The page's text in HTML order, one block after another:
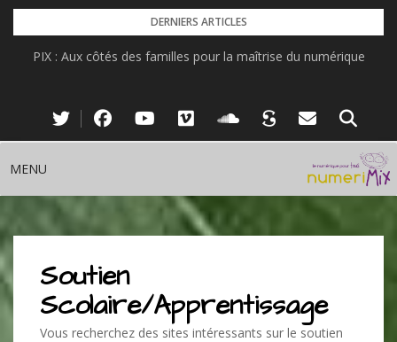
Skip
content
DERNIERS ARTICLES
PIX : Aux côtés des familles pour la maîtrise du numérique
MENU
Soutien
Scolaire/Apprentissage
Vous recherchez des sites intéressants sur le soutien